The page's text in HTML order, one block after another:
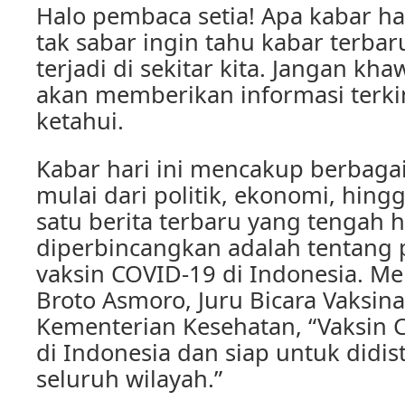
Halo pembaca setia! Apa kabar
tak sabar ingin tahu kabar
terjadi di sekitar kita. Jangan
akan memberikan informasi
ketahui.
Kabar hari ini mencakup
mulai dari politik, ekonomi,
satu berita terbaru yang tengah
diperbincangkan adalah tentang
vaksin COVID-19 di Indonesia.
Broto Asmoro, Juru Bicara
Kementerian Kesehatan, “Vaksin
di Indonesia dan siap untuk
seluruh wilayah.”